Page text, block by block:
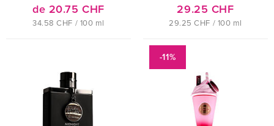
de 20.75 CHF
34.58 CHF / 100 ml
29.25 CHF
29.25 CHF / 100 ml
-11%